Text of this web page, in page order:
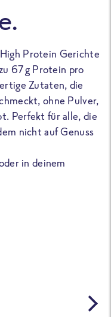
Protein Gerichte
67 g Protein pro
Zutaten, die
ohne Pulver,
Perfekt für alle, die
nicht auf Genuss
in deinem